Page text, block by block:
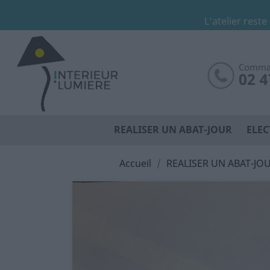
L'atelier
02
REALISER UN ABAT-JOUR
Accueil REALISER UN ABAT-